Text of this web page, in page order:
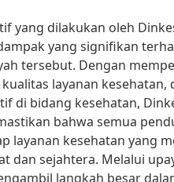
yang dilakukan oleh
yang signifikan
tersebut. Dengan
layanan kesehatan,
di bidang kesehatan,
bahwa semua
layanan kesehatan yang
dan sejahtera. Melalui
langkah besar